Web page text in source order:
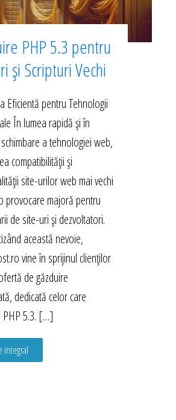
PHP 5.3 pentru
și Scripturi Vechi
Eficientă pentru Tehnologii
În lumea rapidă și în
a tehnologiei web,
compatibilității și
site-urilor web mai vechi
provocare majoră pentru
de site-uri și dezvoltatori.
această nevoie,
vine în sprijinul clienților
de găzduire
dedicată celor care
PHP 5.3. […]
integral